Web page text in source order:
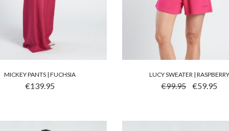
MICKEY PANTS | FUCHSIA
HEEFT MEERDERE VARIATIES. DEZE OPTIE KAN
€139.95
LUCY SWEATER | RASPBERRY
DIT PRODUCT HEEFT
€99.95 €59.95